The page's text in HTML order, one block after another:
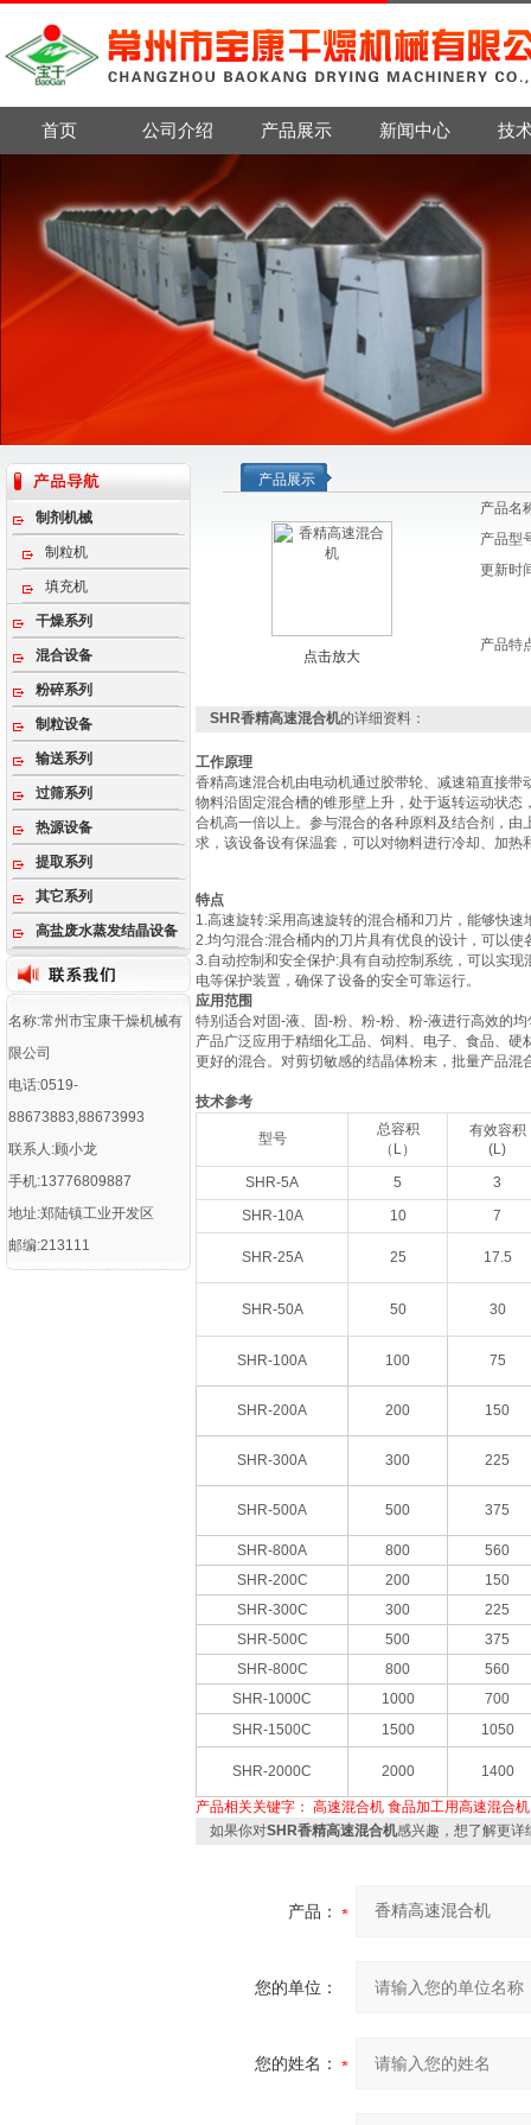
首页 公司介绍 产品展示 新闻中心 技
制剂机械
制粒机
填充机
干燥系列
混合设备
粉碎系列
制粒设备
输送系列
过筛系列
热源设备
提取系列
其它系列
高盐废水蒸发结晶设备
名称:常州市宝康干燥机械有
限公司
电话:0519-
88673883,88673993
联系人:顾小龙
手机:13776809887
地址:郑陆镇工业开发区
邮编:213111
产品展示
点击放大
产品名
产品型
更新时
产品特
SHR香精高速混合机的详细资料：
工作原理
香精高速混合机由电动机通过胶带轮、减速箱直接
物料沿固定混合槽的锥形壁上升，处于返转运动状
合机高一倍以上。参与混合的各种原料及结合剂，
求，该设备设有保温套，可以对物料进行冷却、加热
特点
1.高速旋转:采用高速旋转的混合桶和刀片，能够快
2.均匀混合:混合桶内的刀片具有优良的设计，可以
3.自动控制和安全保护:具有自动控制系统，可以实
电等保护装置，确保了设备的安全可靠运行。
应用范围
特别适合对固-液、固-粉、粉-粉、粉-液进行高效的
产品广泛应用于精细化工品、饲料、电子、食品、
更好的混合。对剪切敏感的结晶体粉末，批量产品混
技术参考
型号
总容积
（L）
有效容积
(L)
SHR-5A
5
3
SHR-10A
10 7
SHR-25A 25 17.5
SHR-50A 50 30
SHR-100A 100 75
SHR-200A 200 150
SHR-300A 300 225
SHR-500A 500 375
SHR-800A 800
560
SHR-200C
200
150
SHR-300C
300
225
SHR-500C
500
375
SHR-800C
800
560
SHR-1000C
1000
700
SHR-1500C
1500 1050
SHR-2000C 2000 1400
产品相关关键字： 高速混合机 食品加工用高速混合机
如果你对SHR香精高速混合机感兴趣，想了解更详
产品：
您的单位：
您的姓名：